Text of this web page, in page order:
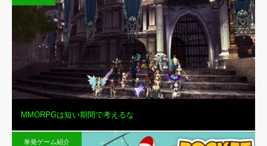
MMORPGは短い期間で考えるな
単発ゲーム紹介